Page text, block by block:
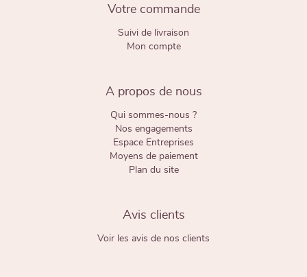
Votre commande
Suivi de livraison
Mon compte
A propos de nous
Qui sommes-nous ?
Nos engagements
Espace Entreprises
Moyens de paiement
Plan du site
Avis clients
Voir les avis de nos clients